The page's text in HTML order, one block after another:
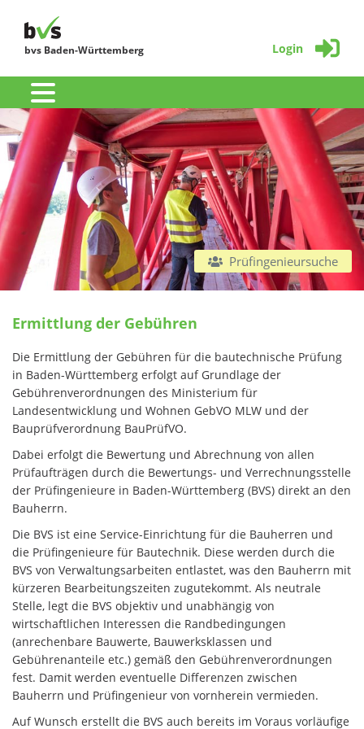
bvs Baden-Württemberg Login
Prüfingenieursuche
Ermittlung der Gebühren
Die Ermittlung der Gebühren für die bautechnische Prüfung
in Baden-Württemberg erfolgt auf Grundlage der
Gebührenverordnungen des Ministerium für
Landesentwicklung und Wohnen GebVO MLW und der
Bauprüfverordnung BauPrüfVO.
Dabei erfolgt die Bewertung und Abrechnung von allen
Prüfaufträgen durch die Bewertungs- und Verrechnungsstelle
der Prüfingenieure in Baden-Württemberg (BVS) direkt an den
Bauherrn.
Die BVS ist eine Service-Einrichtung für die Bauherren und
die Prüfingenieure für Bautechnik. Diese werden durch die
BVS von Verwaltungsarbeiten entlastet, was den Bauherrn mit
kürzeren Bearbeitungszeiten zugutekommt. Als neutrale
Stelle, legt die BVS objektiv und unabhängig von
wirtschaftlichen Interessen die Randbedingungen
(anrechenbare Bauwerte, Bauwerksklassen und
Gebührenanteile etc.) gemäß den Gebührenverordnungen
fest. Damit werden eventuelle Differenzen zwischen
Bauherrn und Prüfingenieur von vornherein vermieden.
Auf Wunsch erstellt die BVS auch bereits im Voraus vorläufige